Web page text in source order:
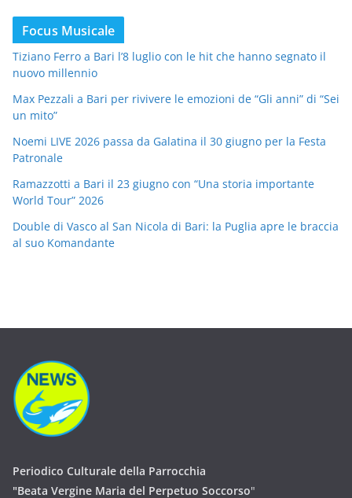
Focus Musicale
Tiziano Ferro a Bari l’8 luglio con le hit che hanno segnato il
nuovo millennio
Max Pezzali a Bari per rivivere le emozioni de “Gli anni” di “Sei
un mito”
Noemi LIVE 2026 passa da Galatina il 30 giugno per la Festa
Patronale
Ramazzotti a Bari il 23 giugno con “Una storia importante
World Tour” 2026
Double di Vasco al San Nicola di Bari: la Puglia apre le braccia
al suo Komandante
Periodico Culturale della Parrocchia
"Beata Vergine Maria del Perpetuo Soccorso"